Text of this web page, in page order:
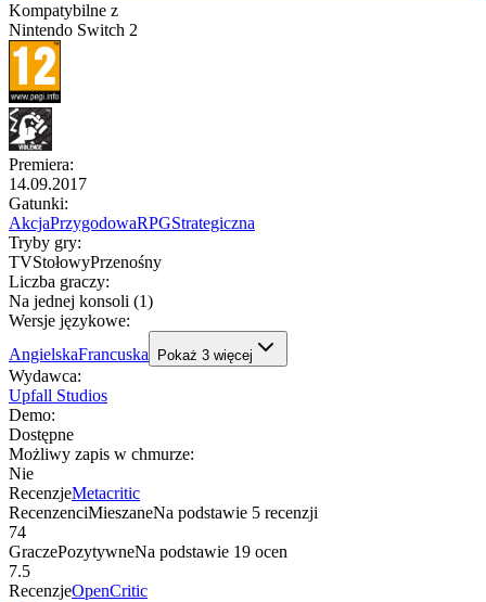
Kompatybilne z
Nintendo Switch 2
Premiera:
14.09.2017
Gatunki:
AkcjaPrzygodowaRPGStrategiczna
Tryby gry:
TVStołowyPrzenośny
Liczba graczy:
Na jednej konsoli (1)
Wersje językowe:
AngielskaFrancuska Pokaż 3 więcej
Wydawca:
Upfall Studios
Demo:
Dostępne
Możliwy zapis w chmurze:
Nie
RecenzjeMetacritic
RecenzenciMieszaneNa podstawie 5 recenzji
74
GraczePozytywneNa podstawie 19 ocen
7.5
RecenzjeOpenCritic